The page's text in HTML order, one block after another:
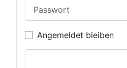
Angemeldet bleiben